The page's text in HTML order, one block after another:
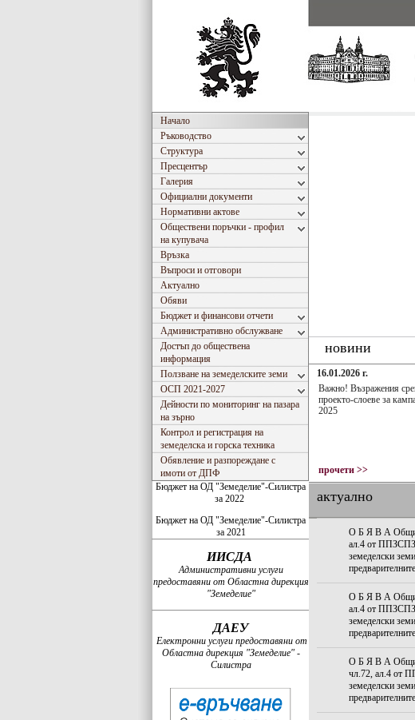
Начало
Ръководство
Структура
Пресцентър
Галерия
Официални документи
Нормативни актове
Обществени поръчки - профил
на купувача
Връзка
Въпроси и отговори
Актуално
Обяви
Бюджет и финансови отчети
Административно обслужване
Достъп до обществена
информация
Ползване на земеделските земи
ОСП 2021-2027
Дейности по мониторинг на пазара
на зърно
Контрол и регистрация на
земеделска и горска техника
Обявление и разпореждане с
имоти от ДПФ
Бюджет на ОД "Земеделие"-Силистра
за 2022
Бюджет на ОД "Земеделие"-Силистра
за 2021
ИИСДА
Административни услуги
предоставяни от Областна дирекция
"Земеделие"
ДАЕУ
Електронни услуги предоставяни от
Областна дирекция "Земеделие" -
Силистра
новини
16.01.2026 г.
Важно! Възражения
проекто-слоеве за
2025
прочети >>
актуално
О Б Я В А
ал.4 от
земеделски
О Б Я В А
ал.4 от
земеделски
О Б Я В А
чл.72, ал.4 от
земеделски